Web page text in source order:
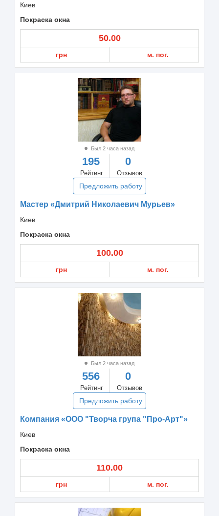
Киев
Покраска окна
50.00
грн м. пог.
Был 2 часа назад
195
Рейтинг
0
Отзывов
Предложить работу
Мастер «Дмитрий Николаевич Мурьев»
Киев
Покраска окна
100.00
грн м. пог.
Был 2 часа назад
556
Рейтинг
0
Отзывов
Предложить работу
Компания «ООО "Творча група "Про-Арт"»
Киев
Покраска окна
110.00
грн м. пог.